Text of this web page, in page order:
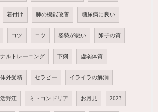
着付け 肺の機能改善 糖尿病に良い
コツ コツ 姿勢が悪い 卵子の質
ルトレーニング 下痢 虚弱体質
体外受精 セラピー イライラの解消
野江 ミトコンドリア お月見 2023